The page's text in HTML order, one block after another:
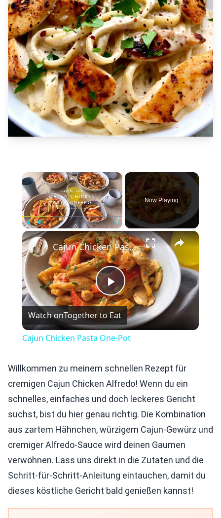
×
Unmute Fullscreen
Now Playing
×
Play
Video
Cajun Chicken Pasta One-Pot
Watch onTogether to Eat
Cajun Chicken Pasta One-Pot
Willkommen zu meinem schnellen Rezept für
cremigen Cajun Chicken Alfredo! Wenn du ein
schnelles, einfaches und doch leckeres Gericht
suchst, bist du hier genau richtig. Die Kombination
aus zartem Hähnchen, würzigem Cajun-Gewürz und
cremiger Alfredo-Sauce wird deinen Gaumen
verwöhnen. Lass uns direkt in die Zutaten und die
Schritt-für-Schritt-Anleitung eintauchen, damit du
dieses köstliche Gericht bald genießen kannst!